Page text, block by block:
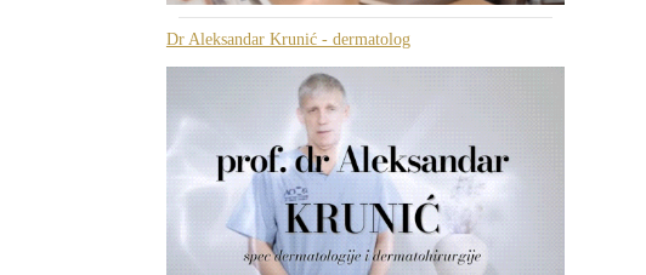
Dr Aleksandar Krunić - dermatolog